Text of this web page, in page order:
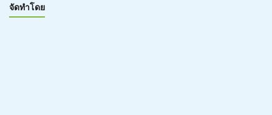
จัดทำโดย